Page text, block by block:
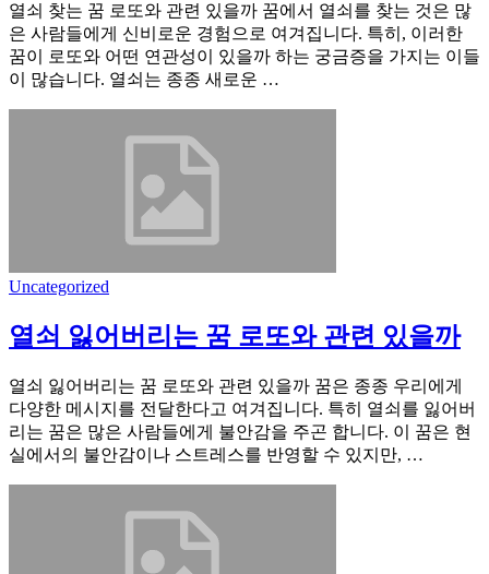
열쇠 찾는 꿈 로또와 관련 있을까 꿈에서 열쇠를 찾는 것은 많
은 사람들에게 신비로운 경험으로 여겨집니다. 특히, 이러한
꿈이 로또와 어떤 연관성이 있을까 하는 궁금증을 가지는 이들
이 많습니다. 열쇠는 종종 새로운 …
Uncategorized
열쇠 잃어버리는 꿈 로또와 관련 있을까
열쇠 잃어버리는 꿈 로또와 관련 있을까 꿈은 종종 우리에게
다양한 메시지를 전달한다고 여겨집니다. 특히 열쇠를 잃어버
리는 꿈은 많은 사람들에게 불안감을 주곤 합니다. 이 꿈은 현
실에서의 불안감이나 스트레스를 반영할 수 있지만, …